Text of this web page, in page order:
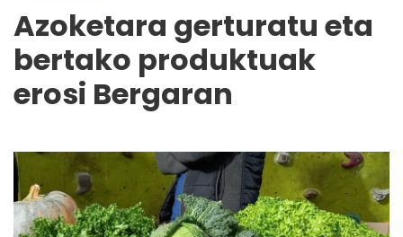
Azoketara gerturatu eta
bertako produktuak
erosi Bergaran